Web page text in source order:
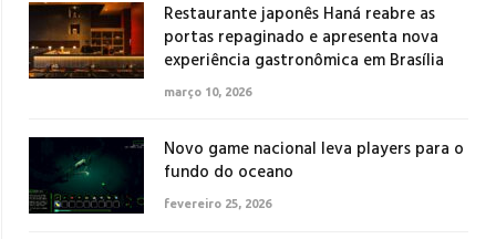
Restaurante japonês Haná reabre as
portas repaginado e apresenta nova
experiência gastronômica em Brasília
março 10, 2026
Novo game nacional leva players para o
fundo do oceano
fevereiro 25, 2026